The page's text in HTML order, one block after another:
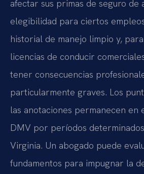
afectar sus primas de seguro de
elegibilidad para ciertos
historial de manejo limpio y,
licencias de conducir
tener consecuencias
particularmente graves. Los
las anotaciones permanecen en
DMV por períodos
Virginia. Un abogado puede
fundamentos para impugnar la